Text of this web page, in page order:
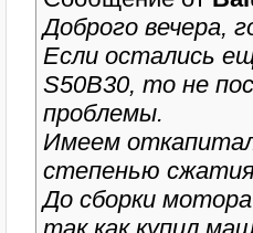
Доброго вечера,
Если остались
S50B30, то не
проблемы.
Имеем
степенью
До сборки